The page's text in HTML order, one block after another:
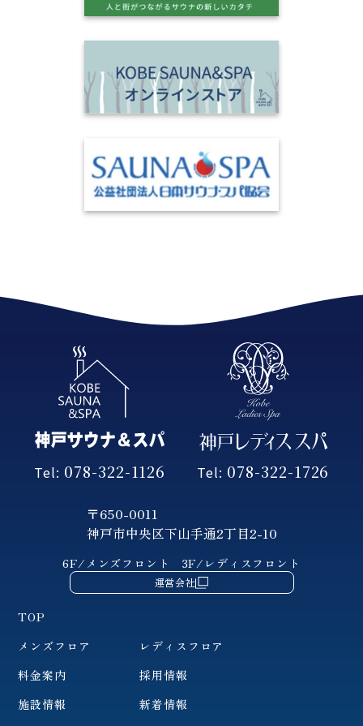
Tel: 078-322-1126 Tel: 078-322-1726
〒650-0011
神戸市中央区下山手通2丁目2-10
6F/メンズフロント 3F/レディスフロント
運営会社
TOP
メンズフロア
料金案内
施設情報
レディスフロア
採用情報
新着情報